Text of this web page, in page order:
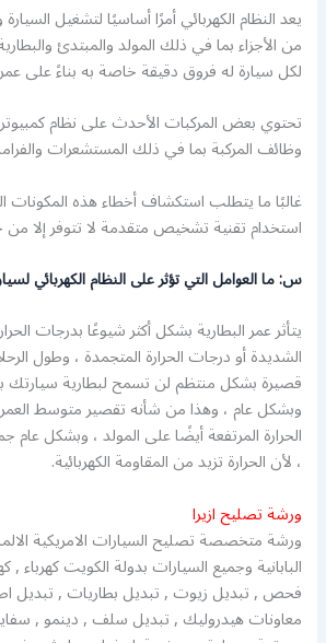
يعد النظام الكهربائي أمرًا أساسيًا لتشغيل
من الأجزاء بما في ذلك المولد والمبتدئ
لكل سيارة له فروق دقيقة خاصة به بناءً على
تحتوي بعض المركبات الأحدث على نظام
وظائف المركبة بما في ذلك المستشعرات
غالبًا ما يتطلب استكشاف أخطاء هذه المكونات
استخدام تقنية تشخيص متقدمة لا تتوفر إلا
س: ما العوامل التي تؤثر على النظام الكهربائي
يتأثر عمر البطارية بشكل أكثر شيوعًا بدرجات
الشديدة أو درجات الحرارة المتجمدة ، وطول
قصيرة بشكل منتظم لن تسمح لبطارية سيارتك
وبشكل عام ، وهذا من شأنه تقصير متوسط ​​العمر
الحرارة المرتفعة أيضًا على المولد ، وبشكل عام
، لأن الحرارة تزيد من المقاومة الكهربائية.
ورشة تصليح ازيرا
ورشة متخصصة تصليح السيارات الامريكية
البابانية وجميع السيارات بدولة الكويت كهرباء
فحص , تبديل زيوت , تبديل بطاريات , تبديل
معاونات هيدروليك , تبديل سلف , دينمو ,